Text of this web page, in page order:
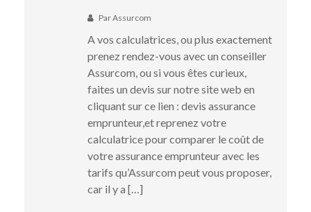
ParAssurcom
A vos calculatrices, ou plus exactement
prenez rendez-vous avec un conseiller
Assurcom, ou si vous êtes curieux,
faites un devis sur notre site web en
cliquant sur ce lien : devis assurance
emprunteur,et reprenez votre
calculatrice pour comparer le coût de
votre assurance emprunteur avec les
tarifs qu’Assurcom peut vous proposer,
car il y a […]